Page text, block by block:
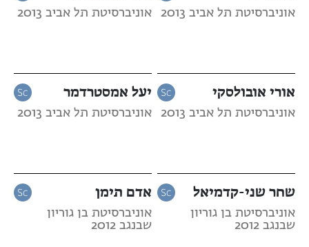
אוניברסיטת תל אביב 2013 אוניברסיטת תל אביב 2013
אורי אובולסקי
אוניברסיטת תל אביב 2013
יעל אמסטרדמר
אוניברסיטת תל אביב 2013
שחר שני-קדמיאל
אוניברסיטת בן גוריון
שבנגב 2012
אדם תימן
אוניברסיטת בן גוריון
שבנגב 2012